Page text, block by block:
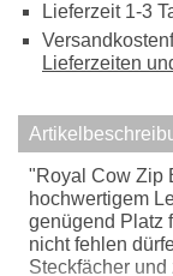
Lieferzeit 1-3
Lieferzeiten
"Royal Cow Zip
hochwertigem
genügend Platz
nicht fehlen
Steckfächer